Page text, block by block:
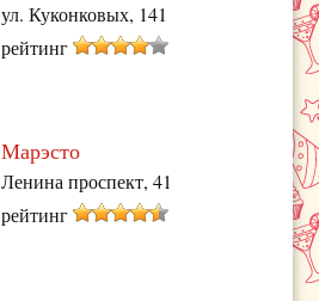
ул. Куконковых, 141
рейтинг
Марэсто
Ленина проспект, 41
рейтинг